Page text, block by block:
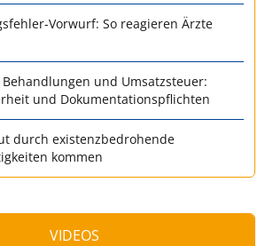
Vorwurf: So reagieren Ärzte
und Umsatzsteuer:
und Dokumentationspflichten
durch existenzbedrohende
kommen
VIDEOS